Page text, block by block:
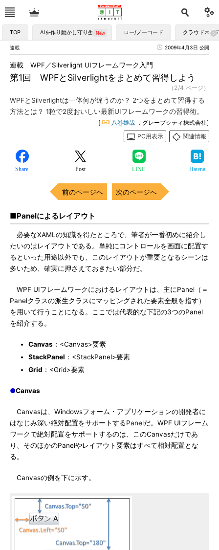
TOP AIを作り動かし守り生かす ロー/ノーコード クラウドネイ
連載 2009年4月3日 公開
第1回 WPFとSilverlightをまとめて習得しよう
連載 WPF／Silverlight UIフレームワーク入門
（2/4 ページ）
WPFとSilverlightは一体何が違うのか？ 2つをまとめて習得する
方法とは？ 1粒で2度おいしい最新UIフレームワークの習得術。
[ 八巻雄哉 ，グレープシティ株式会社]
PC用表示
関連情報
Share Post LINE Hatena
前のページへ 次のページへ
■Panelによるレイアウト
必要なXAMLの知識を得たところで、筆者が一番初めに紹介し
たいのはレイアウトである。単純にコントロールを画面に配置す
るといった用途以外でも、このレイアウトが重要となるシーンは
多いため、確実に押さえておきたい部分だ。
WPF UIフレームワークにおけるレイアウトは、主にPanel（＝
Panelクラスの派生クラスにマッピングされた要素全般を指す）
を用いて行うことになる。ここでは代表的な下記の3つのPanel
を紹介する。
Canvas ：<Canvas>要素
StackPanel ：<StackPanel>要素
Grid ：<Grid>要素
●Canvas
Canvasは、Windowsフォーム・アプリケーションの開発者に
はなじみ深い絶対配置をサポートするPanelだ。WPF UIフレーム
ワークで絶対配置をサポートするのは、このCanvasだけであ
り、そのほかのPanelやレイアウト要素はすべて相対配置とな
る。
Canvasの例を下に示す。